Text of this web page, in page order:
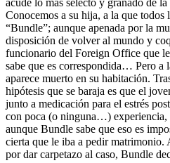
Conocemos a su hija, a la que
“Bundle”; aunque apenada por la
disposición de volver al mundo y
funcionario del Foreign Office que
sabe que es correspondida… Pero a
aparece muerto en su habitación.
hipótesis que se baraja es que el
junto a medicación para el estrés
con poca (o ninguna…) experiencia,
aunque Bundle sabe que eso es
cierta que le iba a pedir matrimonio.
por dar carpetazo al caso, Bundle